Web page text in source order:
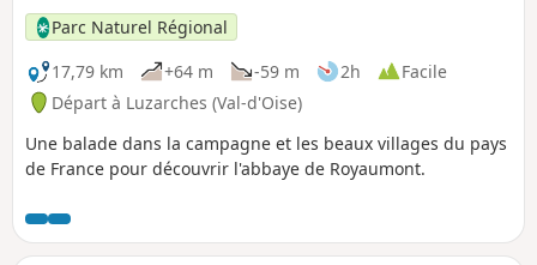
Parc Naturel Régional
17,79 km
+64 m -59 m 2h
Facile
Départ à Luzarches (Val-d'Oise)
Une balade dans la campagne et les beaux villages du pays
de France pour découvrir l'abbaye de Royaumont.